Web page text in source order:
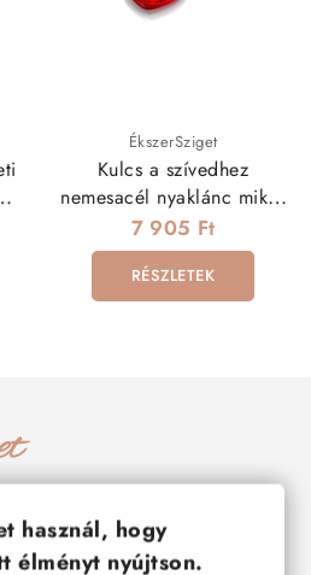
ÉkszerSziget
Kulcs a szívedhez
nemesacél nyaklánc mikro
cirkóniával
7 905 Ft
RÉSZLETEK
minőségű, stílusos és tartós
fém ékszer közül, amelyek
használ, hogy
élményt nyújtson.